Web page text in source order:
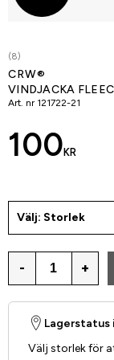
(8)
CRW®
VINDJACKA
Art. nr 121722-21
100 KR
Välj: Storlek
- +
Lagerstatus
Välj storlek för